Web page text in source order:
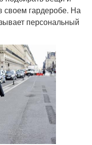
своем гардеробе. На
персональный